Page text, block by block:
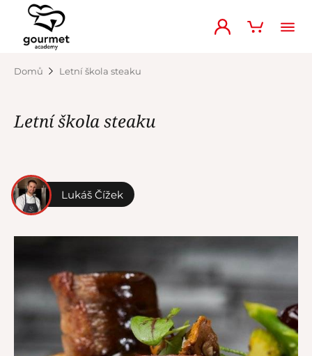
Domů Letní škola steaku
Letní škola steaku
Lukáš Čížek